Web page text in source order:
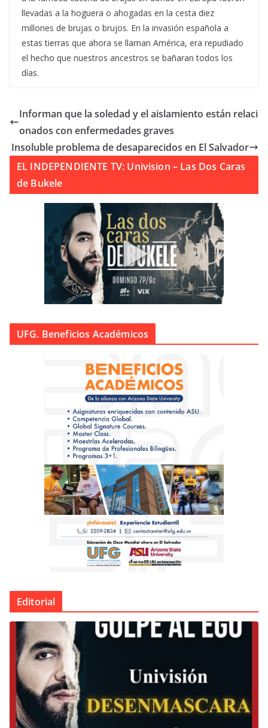
llevadas a la hoguera o ahogadas en la cesta diez
millones de brujas o brujos. En la invasión española a
estas tierras que ahora se llaman América, era repudiado
el hecho que nuestros ancestros se bañaran todos los
días.
Informan que la soledad y el aislamiento están relaci
onados con enfermedades graves
Insoluble problema de desaparecidos en El Salvador
EL INDEPENDIENTE TV: Univision – Las Dos Caras
de Bukele
UFG. Beneficios Académicos
Editorial